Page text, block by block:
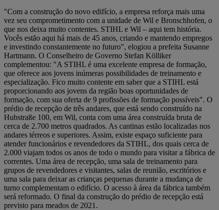
"Com a construção do novo edifício, a empresa reforça mais uma
vez seu comprometimento com a unidade de Wil e Bronschhofen, o
que nos deixa muito contentes. STIHL e Wil – aqui tem história.
Vocês estão aqui há mais de 45 anos, criando e mantendo empregos
e investindo constantemente no futuro", elogiou a prefeita Susanne
Hartmann. O Conselheiro de Governo Stefan Kölliker
complementou: "A STIHL é uma excelente empresa de formação,
que oferece aos jovens inúmeras possibilidades de treinamento e
especialização. Fico muito contente em saber que a STIHL está
proporcionando aos jovens da região boas oportunidades de
formação, com sua oferta de 9 profissões de formação possíveis". O
prédio de recepção de três andares, que está sendo construído na
Hubstraße 100, em Wil, conta com uma área construída bruta de
cerca de 2.700 metros quadrados. As cantinas estão localizadas nos
andares térreos e superiores. Assim, existe espaço suficiente para
atender funcionários e revendedores da STIHL, dos quais cerca de
2.000 viajam todos os anos de todo o mundo para visitar a fábrica de
correntes. Uma área de recepção, uma sala de treinamento para
grupos de revendedores e visitantes, salas de reunião, escritórios e
uma sala para deixar as crianças pequenas durante a mudança de
turno complementam o edifício. O acesso à área da fábrica também
será reformado. O final da construção do prédio de recepção está
previsto para meados de 2021.